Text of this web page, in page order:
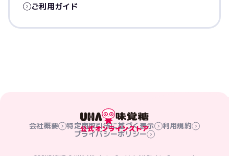
ご利用ガイド
会社概要 特定商取引法に基づく表示
利用規約
プライバシーポリシー